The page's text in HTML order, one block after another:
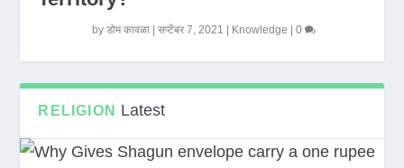
byडोम कावळा |सप्टेंबर 7, 2021 Knowledge |0
RELIGION Latest